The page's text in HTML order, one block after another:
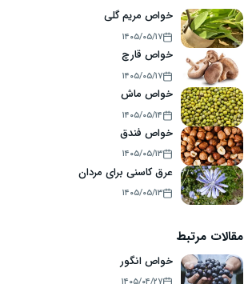
خواص مریم گلی
۱۴۰۵/۰۵/۱۷
خواص قارچ
۱۴۰۵/۰۵/۱۷
خواص ماش
۱۴۰۵/۰۵/۱۴
خواص فندق
۱۴۰۵/۰۵/۱۳
عرق کاسنی برای مردان
۱۴۰۵/۰۵/۱۳
مقالات مرتبط
خواص انگور